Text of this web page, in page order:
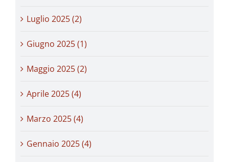
Luglio 2025 (2)
Giugno 2025 (1)
Maggio 2025 (2)
Aprile 2025 (4)
Marzo 2025 (4)
Gennaio 2025 (4)